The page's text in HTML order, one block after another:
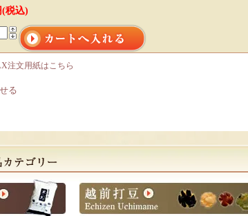
(税込)
注文用紙はこちら
る